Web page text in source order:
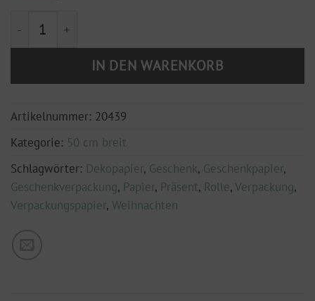
Geschenkpapier "Gold mit weißen Punkten / weiße
IN DEN WARENKORB
Artikelnummer: 20439
Kategorie: 50 cm breit
Schlagwörter: Dekopapier, Geschenk, Geschenkpapier,
Geschenkverpackung, Papier, Präsent, Rolle,Verpackung,
Verpackungspapier, Weihnachten